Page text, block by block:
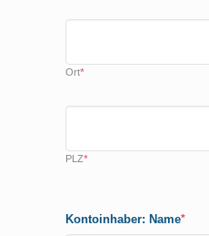
Ort*
PLZ*
Kontoinhaber: Name*